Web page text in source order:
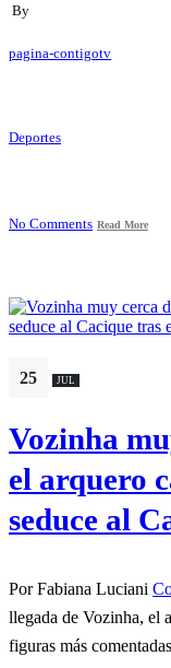
By
pagina-contigotv
Deportes
No Comments Read More
25 JUL
Vozinha
el arquero
seduce al
Por Fabiana Luciani
llegada de Vozinha, el
figuras más